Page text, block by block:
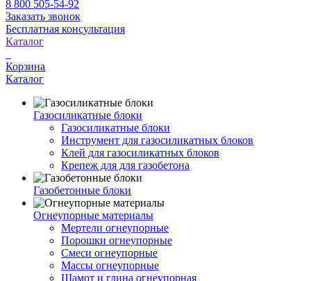
8 800 505-54-92
Заказать звонок
Бесплатная консультация
Каталог
Корзина
Каталог
Газосиликатные блоки
Газосиликатные блоки
Инструмент для газосиликатных блоков
Клей для газосиликатных блоков
Крепеж для для газобетона
Газобетонные блоки
Огнеупорные материалы
Мертели огнеупорные
Порошки огнеупорные
Смеси огнеупорные
Массы огнеупорные
Шамот и глина огнеупорная